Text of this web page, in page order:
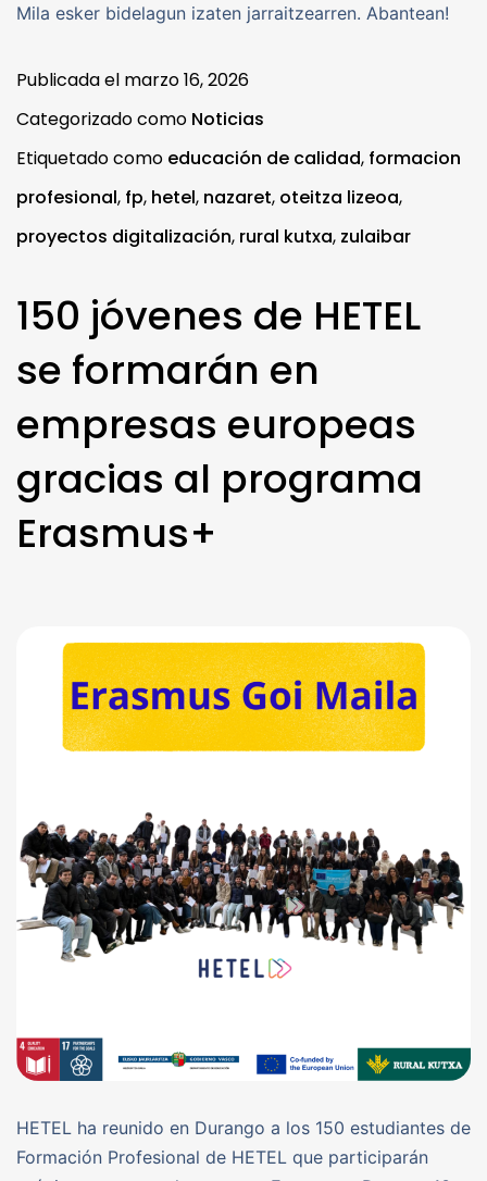
Mila esker bidelagun izaten jarraitzearren. Abantean!
Publicada el marzo 16, 2026
Categorizado como Noticias
Etiquetado como educación de calidad, formacion
profesional, fp, hetel, nazaret, oteitza lizeoa,
proyectos digitalización, rural kutxa, zulaibar
150 jóvenes de HETEL
se formarán en
empresas europeas
gracias al programa
Erasmus+
HETEL ha reunido en Durango a los 150 estudiantes de
Formación Profesional de HETEL que participarán